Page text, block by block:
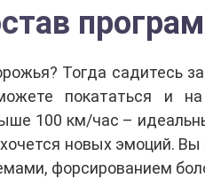
Тогда садитесь за
покататься и на
100 км/час –
новых эмоций.
форсированием